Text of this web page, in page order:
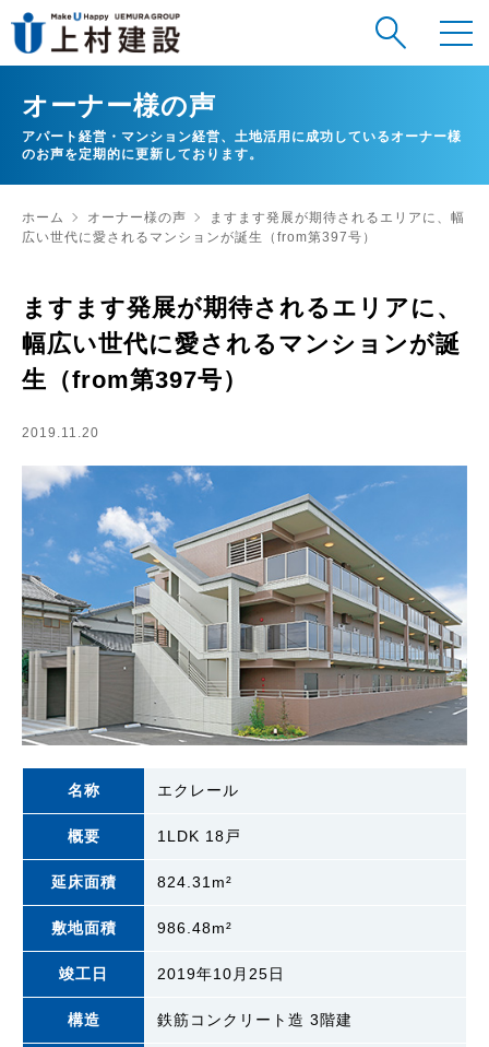
オーナー様の声
アパート経営・マンション経営、土地活用に成功しているオーナー様
のお声を定期的に更新しております。
ホーム オーナー様の声
ますます発展が期待されるエリアに、幅
広い世代に愛されるマンションが誕生（from第397号）
ますます発展が期待されるエリアに、
幅広い世代に愛されるマンションが誕
生（from第397号）
2019.11.20
名称 エクレール
概要 1LDK 18戸
延床面積 824.31m²
敷地面積 986.48m²
竣工日 2019年10月25日
構造 鉄筋コンクリート造 3階建